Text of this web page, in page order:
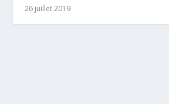
26 juillet 2019